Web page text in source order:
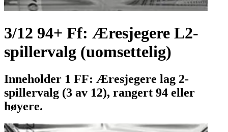
3/12 94+ Ff: Æresjegere L2-
spillervalg (uomsettelig)
Inneholder 1 FF: Æresjegere lag 2-
spillervalg (3 av 12), rangert 94 eller
høyere.